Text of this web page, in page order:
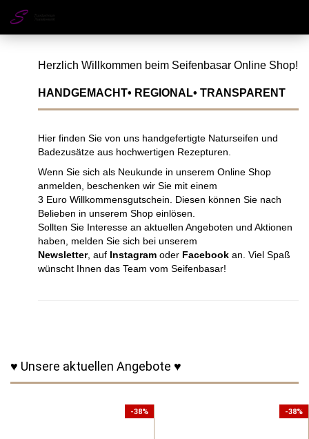
Herzlich Willkommen beim Seifenbasar Online Shop!
HANDGEMACHT• REGIONAL• TRANSPARENT
Hier finden Sie von uns handgefertigte Naturseifen und
Badezusätze aus hochwertigen Rezepturen.
Wenn Sie sich als Neukunde in unserem Online Shop
anmelden, beschenken wir Sie mit einem
3 Euro Willkommensgutschein. Diesen können Sie nach
Belieben in unserem Shop einlösen.
Sollten Sie Interesse an aktuellen Angeboten und Aktionen
haben, melden Sie sich bei unserem
Newsletter, auf Instagram oder Facebook an. Viel Spaß
wünscht Ihnen das Team vom Seifenbasar!
♥ Unsere aktuellen Angebote ♥
-38% -38%